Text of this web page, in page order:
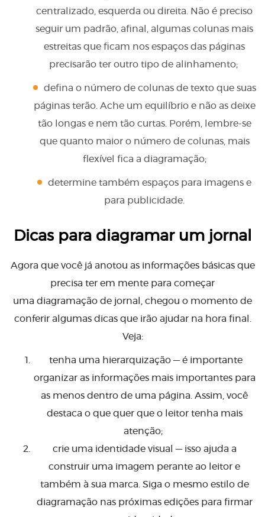
centralizado, esquerda ou direita. Não é preciso
seguir um padrão, afinal, algumas colunas mais
estreitas que ficam nos espaços das páginas
precisarão ter outro tipo de alinhamento;
defina o número de colunas de texto que suas
páginas terão. Ache um equilíbrio e não as deixe
tão longas e nem tão curtas. Porém, lembre-se
que quanto maior o número de colunas, mais
flexível fica a diagramação;
determine também espaços para imagens e
para publicidade.
Dicas para diagramar um jornal
Agora que você já anotou as informações básicas que
precisa ter em mente para começar
uma diagramação de jornal, chegou o momento de
conferir algumas dicas que irão ajudar na hora final.
Veja:
tenha uma hierarquização — é importante
organizar as informações mais importantes para
as menos dentro de uma página. Assim, você
destaca o que quer que o leitor tenha mais
atenção;
crie uma identidade visual — isso ajuda a
construir uma imagem perante ao leitor e
também à sua marca. Siga o mesmo estilo de
diagramação nas próximas edições para firmar